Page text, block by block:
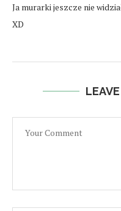
Ja murarki jeszcze nie
XD